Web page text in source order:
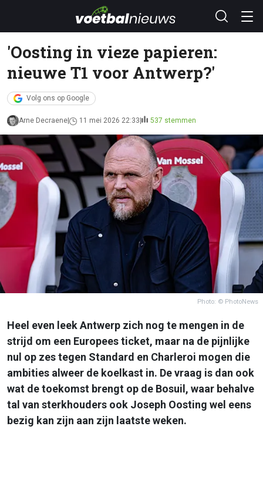
'Oosting in vieze papieren:
nieuwe T1 voor Antwerp?'
Volg ons op Google
Arne Decraene 11 mei 2026 22:33 537 stemmen
Photo: © PhotoNews
Heel even leek Antwerp zich nog te mengen in de
strijd om een Europees ticket, maar na de pijnlijke
nul op zes tegen Standard en Charleroi mogen die
ambities alweer de koelkast in. De vraag is dan ook
wat de toekomst brengt op de Bosuil, waar behalve
tal van sterkhouders ook Joseph Oosting wel eens
bezig kan zijn aan zijn laatste weken.